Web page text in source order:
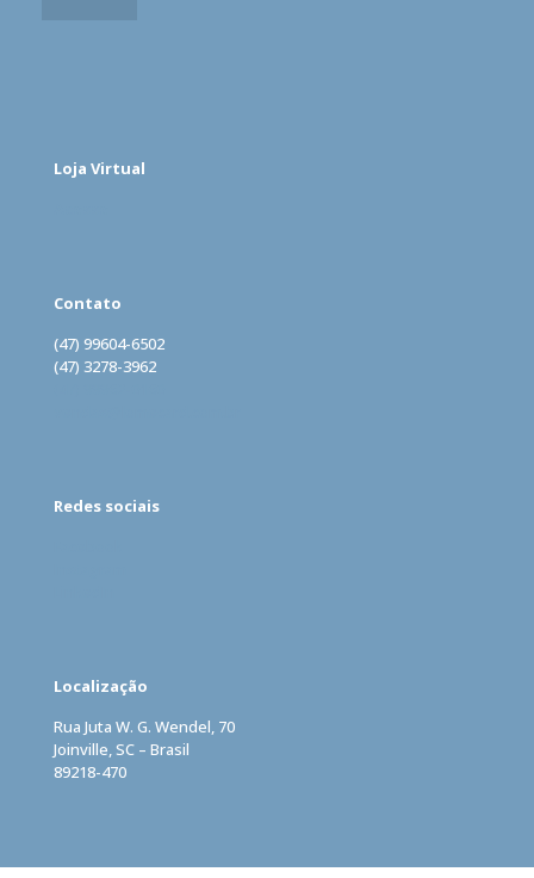
Loja Virtual
Contato
(47) 99604-6502
(47) 3278-3962
Redes sociais
Localização
Rua Juta W. G. Wendel, 70
Joinville, SC – Brasil
89218-470